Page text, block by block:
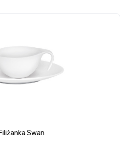
Filiżanka Swan